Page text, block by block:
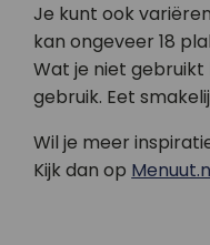
Je kunt ook
kan ongeveer 18
Wat je niet gebruikt
gebruik. Eet
Wil je meer
Kijk dan op